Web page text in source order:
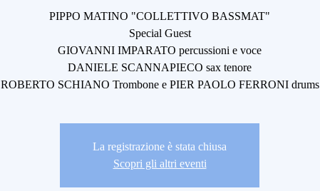
PIPPO MATINO "COLLETTIVO BASSMAT"
Special Guest
GIOVANNI IMPARATO percussioni e voce
DANIELE SCANNAPIECO sax tenore
ROBERTO SCHIANO Trombone e PIER PAOLO FERRONI drums
La registrazione è stata chiusa
Scopri gli altri eventi